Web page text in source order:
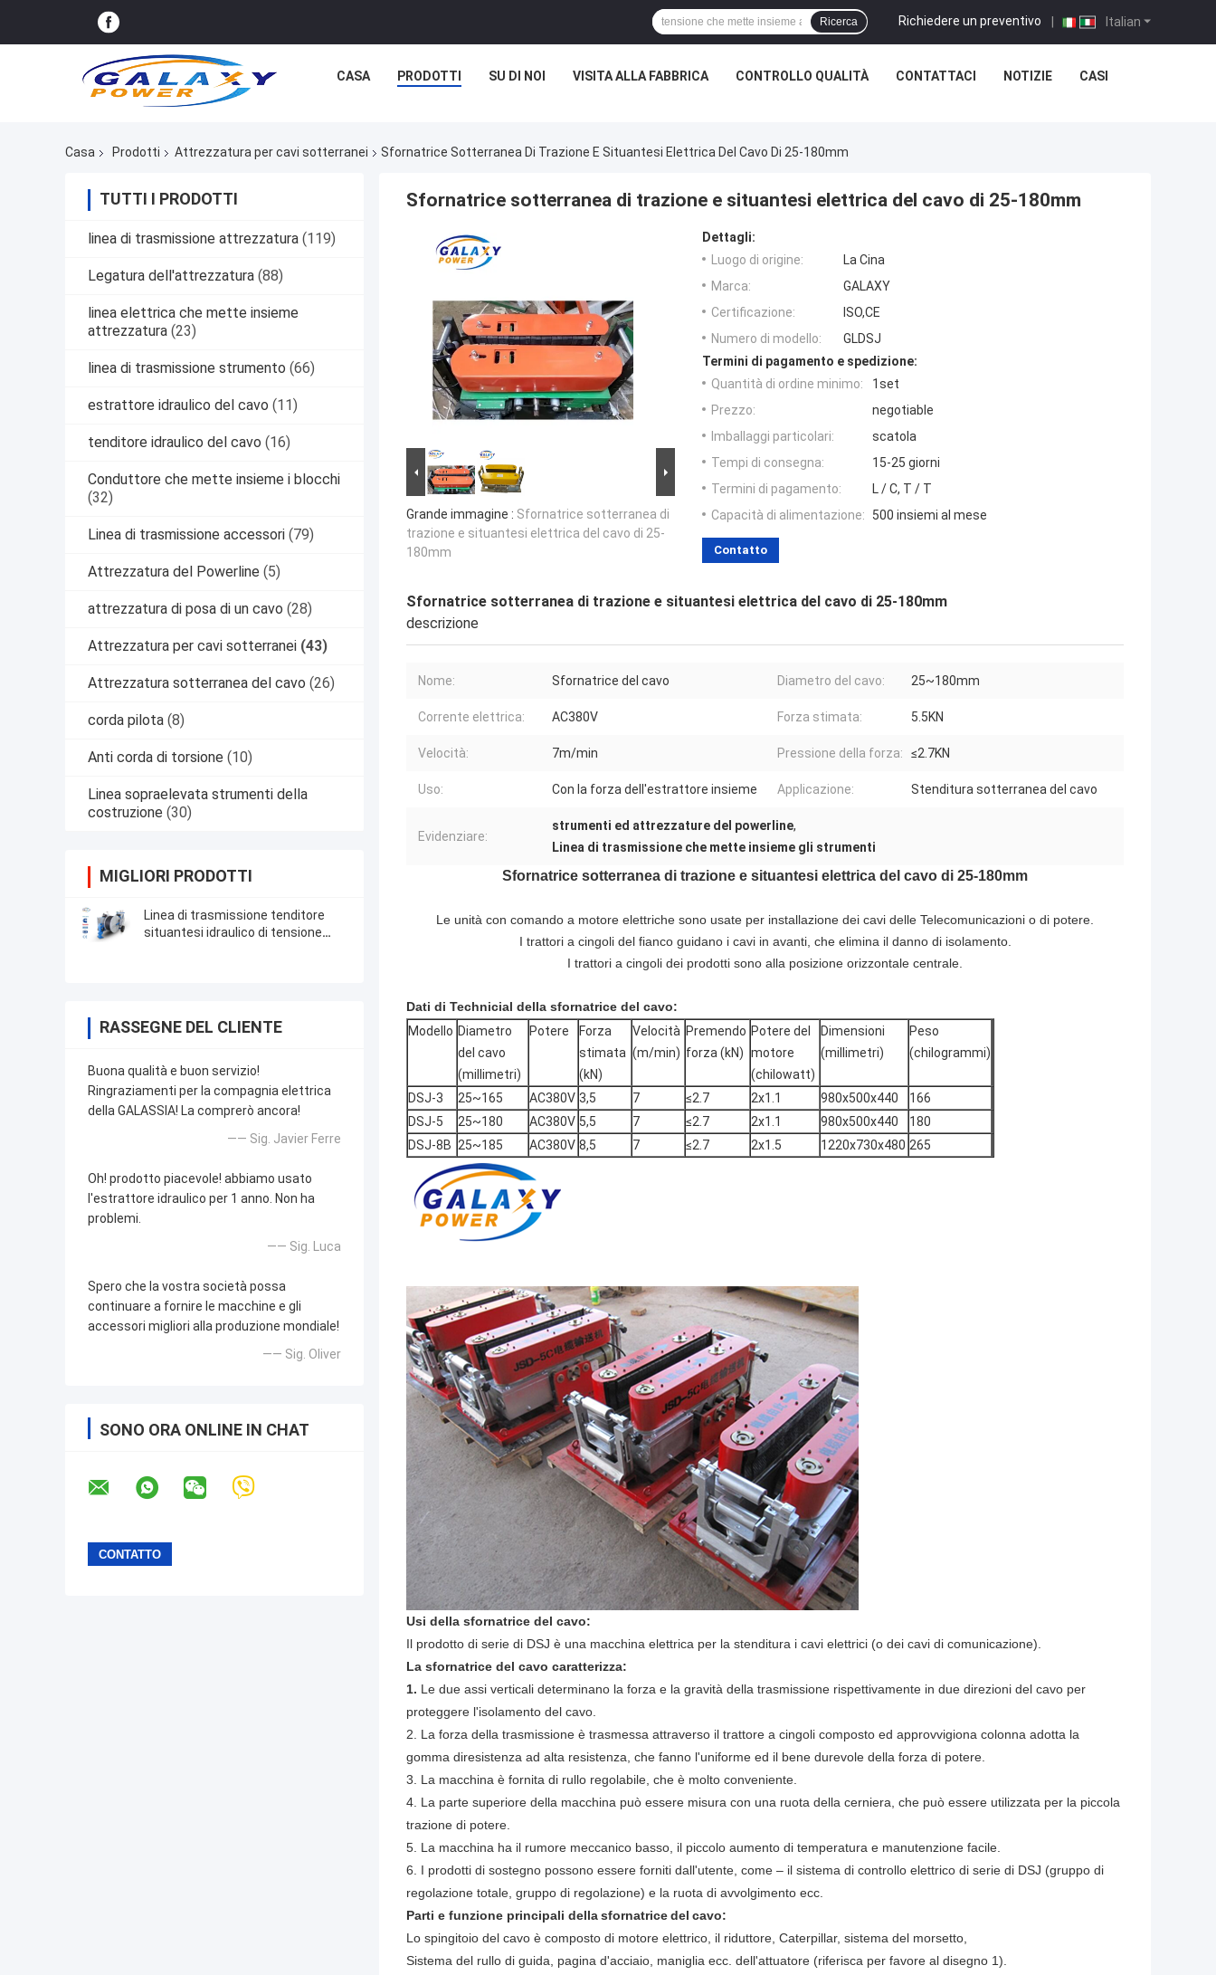
Italian
Richiedere un preventivo |
Ricerca
CASA PRODOTTI SU DI NOI VISITA ALLA FABBRICA CONTROLLO QUALITÀ CONTATTACI NOTIZIE CASI
Casa Prodotti Attrezzatura per cavi sotterranei Sfornatrice Sotterranea Di Trazione E Situantesi Elettrica Del Cavo Di 25-180mm
TUTTI I PRODOTTI
linea di trasmissione attrezzatura (119)
Legatura dell'attrezzatura (88)
linea elettrica che mette insieme
attrezzatura (23)
linea di trasmissione strumento (66)
estrattore idraulico del cavo (11)
tenditore idraulico del cavo (16)
Conduttore che mette insieme i blocchi
(32)
Linea di trasmissione accessori (79)
Attrezzatura del Powerline (5)
attrezzatura di posa di un cavo (28)
Attrezzatura per cavi sotterranei (43)
Attrezzatura sotterranea del cavo (26)
corda pilota (8)
Anti corda di torsione (10)
Linea sopraelevata strumenti della
costruzione (30)
MIGLIORI PRODOTTI
Linea di trasmissione tenditore
situantesi idraulico di tensione
RASSEGNE DEL CLIENTE
Buona qualità e buon servizio!
Ringraziamenti per la compagnia elettrica
della GALASSIA! La comprerò ancora!
—— Sig. Javier Ferre
Oh! prodotto piacevole! abbiamo usato
l'estrattore idraulico per 1 anno. Non ha
problemi.
—— Sig. Luca
Spero che la vostra società possa
continuare a fornire le macchine e gli
accessori migliori alla produzione mondiale!
—— Sig. Oliver
SONO ORA ONLINE IN CHAT
Sfornatrice sotterranea di trazione e situantesi elettrica del cavo di 25-180mm
Grande immagine : Sfornatrice sotterranea di
trazione e situantesi elettrica del cavo di 25-
180mm
Dettagli:
Luogo di origine:
La Cina
Marca:
GALAXY
Certificazione:
ISO,CE
Numero di modello:
GLDSJ
Termini di pagamento e spedizione:
Quantità di ordine minimo:
1set
Prezzo:
negotiable
Imballaggi particolari:
scatola
Tempi di consegna:
15-25 giorni
Termini di pagamento:
L / C, T / T
Capacità di alimentazione:
500 insiemi al mese
Contatto
Sfornatrice sotterranea di trazione e situantesi elettrica del cavo di 25-180mm
descrizione
Nome: Sfornatrice del cavo Diametro del cavo: 25~180mm
Corrente elettrica: AC380V Forza stimata: 5.5KN
Velocità: 7m/min Pressione della forza: ≤2.7KN
Uso: Con la forza dell'estrattore insieme Applicazione: Stenditura sotterranea del cavo
Evidenziare:
strumenti ed attrezzature del powerline,
Linea di trasmissione che mette insieme gli strumenti
Sfornatrice sotterranea di trazione e situantesi elettrica del cavo di 25-180mm
Le unità con comando a motore elettriche sono usate per installazione dei cavi delle Telecomunicazioni o di potere.
I trattori a cingoli del fianco guidano i cavi in avanti, che elimina il danno di isolamento.
I trattori a cingoli dei prodotti sono alla posizione orizzontale centrale.
Dati di Technicial della sfornatrice del cavo:
Modello Diametro
del cavo
(millimetri)
Potere
Forza
stimata
(kN)
Velocità
(m/min)
Premendo
forza (kN)
Potere del
motore
(chilowatt)
Dimensioni
(millimetri)
Peso
(chilogrammi)
DSJ-3 25~165 AC380V 3,5 7 ≤2.7 2x1.1 980x500x440
166
DSJ-5
25~180 AC380V 5,5 7 ≤2.7 2x1.1 980x500x440
180
DSJ-8B 25~185 AC380V 8,5 7 ≤2.7 2x1.5 1220x730x480 265
Usi della sfornatrice del cavo:
Il prodotto di serie di DSJ è una macchina elettrica per la stenditura i cavi elettrici (o dei cavi di comunicazione).
La sfornatrice del cavo caratterizza:
1. Le due assi verticali determinano la forza e la gravità della trasmissione rispettivamente in due direzioni del cavo per
proteggere l'isolamento del cavo.
2. La forza della trasmissione è trasmessa attraverso il trattore a cingoli composto ed approvvigiona colonna adotta la
gomma diresistenza ad alta resistenza, che fanno l'uniforme ed il bene durevole della forza di potere.
3. La macchina è fornita di rullo regolabile, che è molto conveniente.
4. La parte superiore della macchina può essere misura con una ruota della cerniera, che può essere utilizzata per la piccola
trazione di potere.
5. La macchina ha il rumore meccanico basso, il piccolo aumento di temperatura e manutenzione facile.
6. I prodotti di sostegno possono essere forniti dall'utente, come – il sistema di controllo elettrico di serie di DSJ (gruppo di
regolazione totale, gruppo di regolazione) e la ruota di avvolgimento ecc.
Parti e funzione principali dellasfornatricedel cavo:
Lo spingitoio del cavo è composto di motore elettrico, il riduttore, Caterpillar, sistema del morsetto,
Sistema del rullo di guida, pagina d'acciaio, maniglia ecc. dell'attuatore (riferisca per favore al disegno 1).